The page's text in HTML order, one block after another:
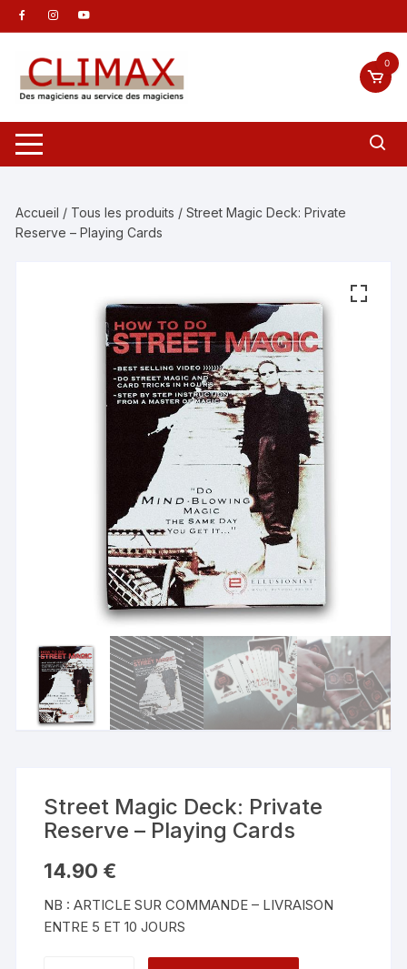
Aller
au
contenu
0
Accueil / Tous les produits / Street Magic Deck: Private
Reserve – Playing Cards
Street Magic Deck: Private
Reserve – Playing Cards
14.90 €
NB : ARTICLE SUR COMMANDE – LIVRAISON
ENTRE 5 ET 10 JOURS